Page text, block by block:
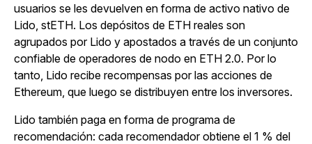
usuarios se les devuelven en forma de activo nativo de
Lido, stETH. Los depósitos de ETH reales son
agrupados por Lido y apostados a través de un conjunto
confiable de operadores de nodo en ETH 2.0. Por lo
tanto, Lido recibe recompensas por las acciones de
Ethereum, que luego se distribuyen entre los inversores.
Lido también paga en forma de programa de
recomendación: cada recomendador obtiene el 1 % del